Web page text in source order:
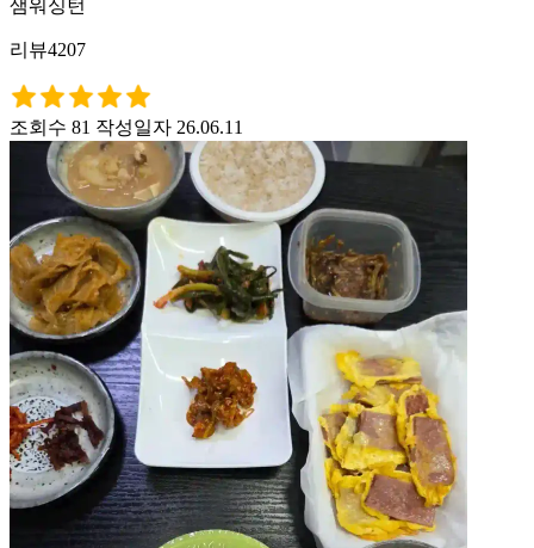
샘워싱턴
리뷰4207
조회수 81 작성일자 26.06.11